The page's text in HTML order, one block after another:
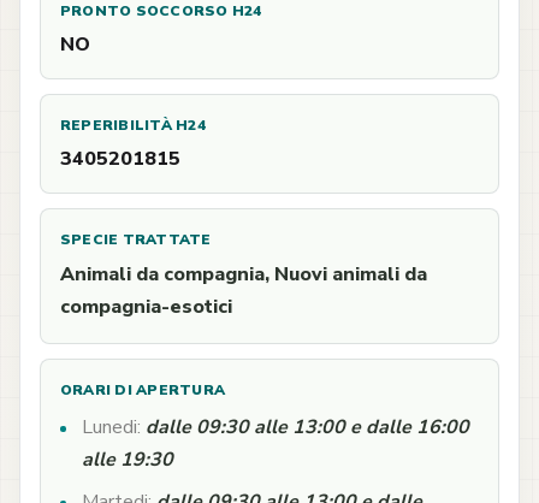
PRONTO SOCCORSO H24
NO
REPERIBILITÀ H24
3405201815
SPECIE TRATTATE
Animali da compagnia, Nuovi animali da
compagnia-esotici
ORARI DI APERTURA
Lunedi: dalle 09:30 alle 13:00 e dalle 16:00
alle 19:30